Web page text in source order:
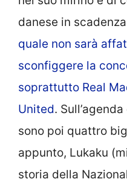
danese in
quale non sarà
sconfiggere la
soprattutto Real
United.
sono poi quattro
appunto, Lukaku
storia della